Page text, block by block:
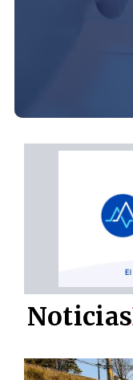
Noticias